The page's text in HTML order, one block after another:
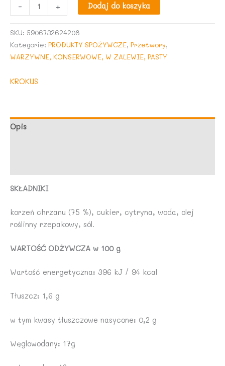
-
CHRZAN
TARTY
+ Dodaj do koszyka
SKU: 5906732624208
Kategorie: PRODUKTY SPOŻYWCZE, Przetwory,
WARZYWNE, KONSERWOWE, W ZALEWIE, PASTY
KROKUS
Opis
SKŁADNIKI
korzeń chrzanu (75 %), cukier, cytryna, woda, olej
roślinny rzepakowy, sól.
WARTOŚĆ ODŻYWCZA w 100 g
Wartość energetyczna: 396 kJ / 94 kcal
Tłuszcz: 1,6 g
w tym kwasy tłuszczowe nasycone: 0,2 g
Węglowodany: 17g